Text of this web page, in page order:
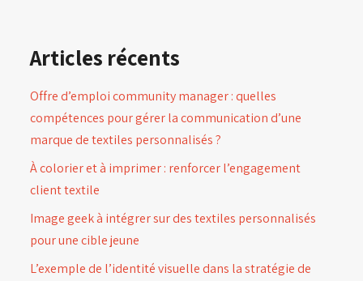
Articles récents
Offre d’emploi community manager : quelles
compétences pour gérer la communication d’une
marque de textiles personnalisés ?
À colorier et à imprimer : renforcer l’engagement
client textile
Image geek à intégrer sur des textiles personnalisés
pour une cible jeune
L’exemple de l’identité visuelle dans la stratégie de